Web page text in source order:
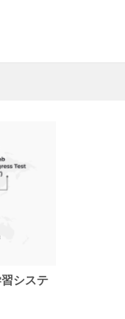
システ